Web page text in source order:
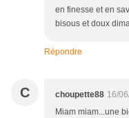
en finesse et en
bisous et doux
Répondre
C choupette88 16/
Miam miam...une